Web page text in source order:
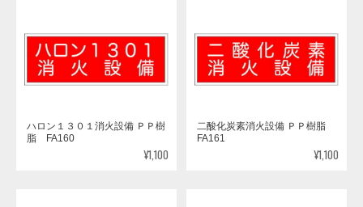
ハロン１３０１消火設備 ＰＰ樹
脂 FA160
¥1,100
二酸化炭素消火設備 ＰＰ樹脂
FA161
¥1,100